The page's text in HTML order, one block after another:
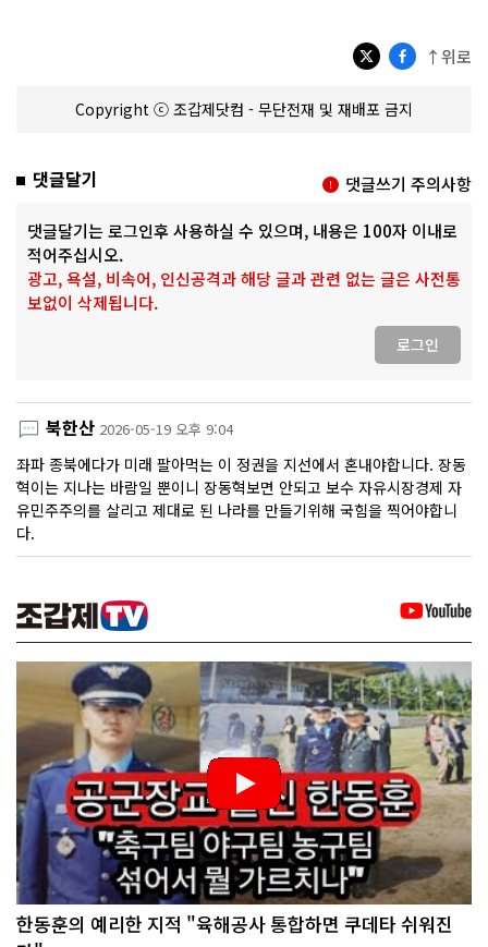
↑위로
Copyright ⓒ 조갑제닷컴 - 무단전재 및 재배포 금지
댓글달기 댓글쓰기 주의사항
댓글달기는 로그인후 사용하실 수 있으며, 내용은 100자 이내로
적어주십시오.
광고, 욕설, 비속어, 인신공격과 해당 글과 관련 없는 글은 사전통
보없이 삭제됩니다.
로그인
북한산 2026-05-19 오후 9:04
좌파 종북에다가 미래 팔아먹는 이 정권을 지선에서 혼내야합니다. 장동
혁이는 지나는 바람일 뿐이니 장동혁보면 안되고 보수 자유시장경제 자
유민주주의를 살리고 제대로 된 나라를 만들기위해 국힘을 찍어야합니
다.
한동훈의 예리한 지적 "육해공사 통합하면 쿠데타 쉬워진